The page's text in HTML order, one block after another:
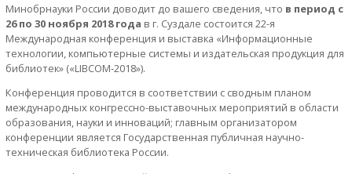
Минобрнауки России доводит до вашего сведения, что в период с
26 по 30 ноября 2018 года в г. Суздале состоится 22-я
Международная конференция и выставка «Информационные
технологии, компьютерные системы и издательская продукция для
библиотек» («LIBCOM-2018»).
Конференция проводится в соответствии с сводным планом
международных конгрессно-выставочных мероприятий в области
образования, науки и инноваций; главным организатором
конференции является Государственная публичная научно-
техническая библиотека России.